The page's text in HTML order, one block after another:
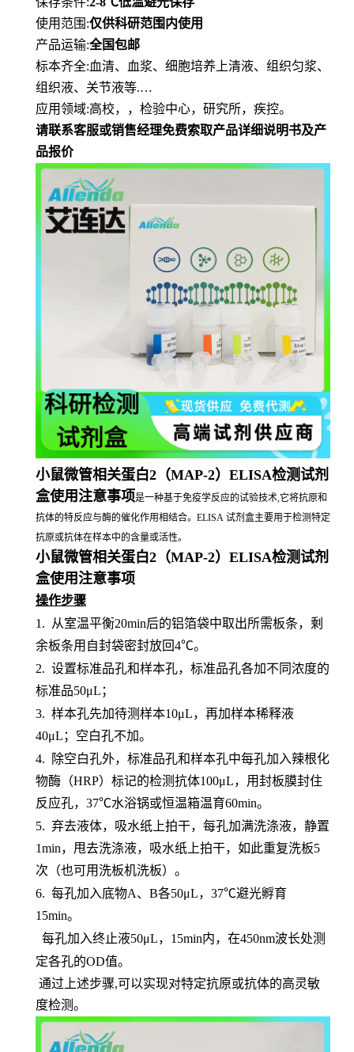
使用范围 :仅供科研范围内使用
产品运输:全国包邮
标本齐全:血清、血浆、细胞培养上清液、组织匀浆、
组织液、关节液等.…
应用领域:高校，，检验中心，研究所，疾控。
请联系客服或销售经理免费索取产品详细说明书及产
品报价
小鼠微管相关蛋白2（MAP-2）ELISA检测试剂
盒使用注意事项是一种基于免疫学反应的试验技术,它将抗原和
抗体的特反应与酶的催化作用相结合。ELISA 试剂盒主要用于检测特定
抗原或抗体在样本中的含量或活性。
小鼠微管相关蛋白2（MAP-2）ELISA检测试剂
盒使用注意事项
操作步骤
1.
从室温平衡20min后的铝箔袋中取出所需板条，剩
余板条用自封袋密封放回4℃。
2. 设置标准品孔和样本孔，标准品孔各加不同浓度的
标准品50μL；
3. 样本孔先加待测样本10μL，再加样本稀释液
40μL；空白孔不加。
4.
除空白孔外，标准品孔和样本孔中每孔加入辣根化
物酶（HRP）标记的检测抗体100μL，用封板膜封住
反应孔，37℃水浴锅或恒温箱温育60min。
5. 弃去液体，吸水纸上拍干，每孔加满洗涤液，静置
1min，甩去洗涤液，吸水纸上拍干，如此重复洗板5
次（也可用洗板机洗板）。
6. 每孔加入底物A、B各50μL，37℃避光孵育
15min。
每孔加入终止液50μL，15min内，在450nm波长处测
定各孔的OD值。
通过上述步骤,可以实现对特定抗原或抗体的高灵敏
度检测。